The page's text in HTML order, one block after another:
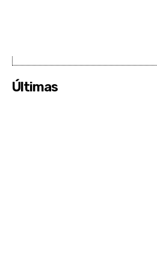
Últimas